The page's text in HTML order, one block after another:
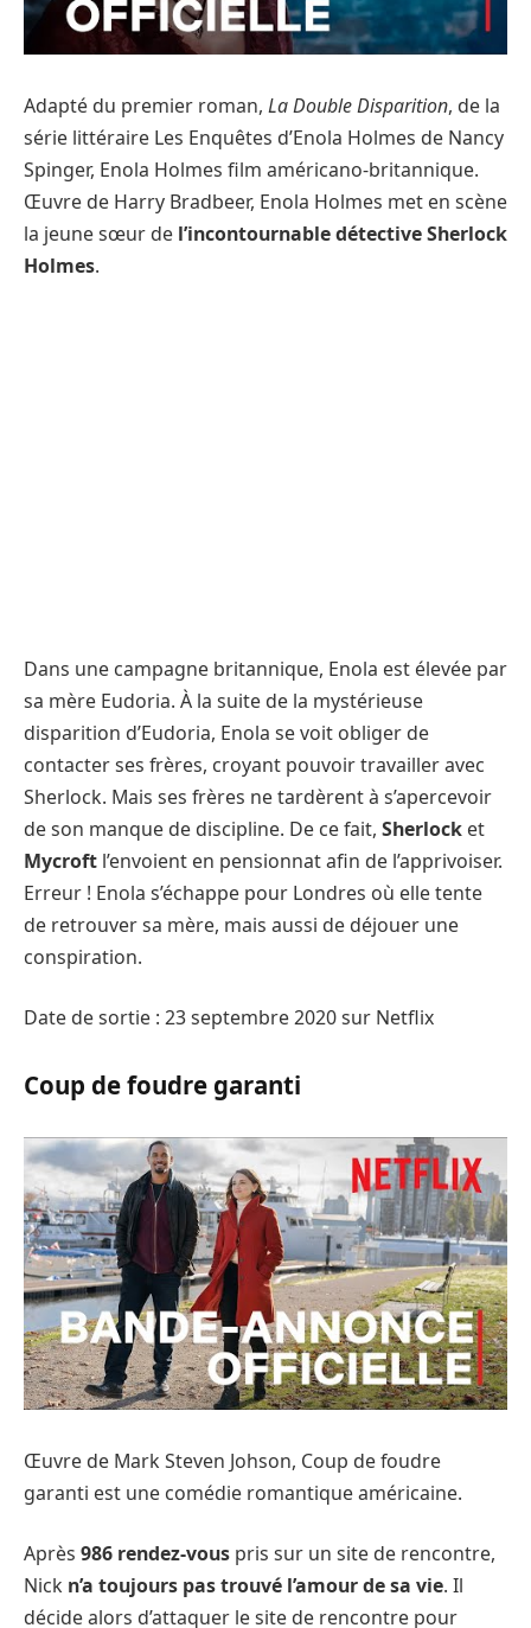
Adapté du premier roman, La Double Disparition, de la
série littéraire Les Enquêtes d’Enola Holmes de Nancy
Spinger, Enola Holmes film américano-britannique.
Œuvre de Harry Bradbeer, Enola Holmes met en scène
la jeune sœur de l’incontournable détective Sherlock
Holmes.
Dans une campagne britannique, Enola est élevée par
sa mère Eudoria. À la suite de la mystérieuse
disparition d’Eudoria, Enola se voit obliger de
contacter ses frères, croyant pouvoir travailler avec
Sherlock. Mais ses frères ne tardèrent à s’apercevoir
de son manque de discipline. De ce fait, Sherlock et
Mycroft l’envoient en pensionnat afin de l’apprivoiser.
Erreur ! Enola s’échappe pour Londres où elle tente
de retrouver sa mère, mais aussi de déjouer une
conspiration.
Date de sortie : 23 septembre 2020 sur Netflix
Coup de foudre garanti
Œuvre de Mark Steven Johson, Coup de foudre
garanti est une comédie romantique américaine.
Après 986 rendez-vous pris sur un site de rencontre,
Nick n’a toujours pas trouvé l’amour de sa vie. Il
décide alors d’attaquer le site de rencontre pour